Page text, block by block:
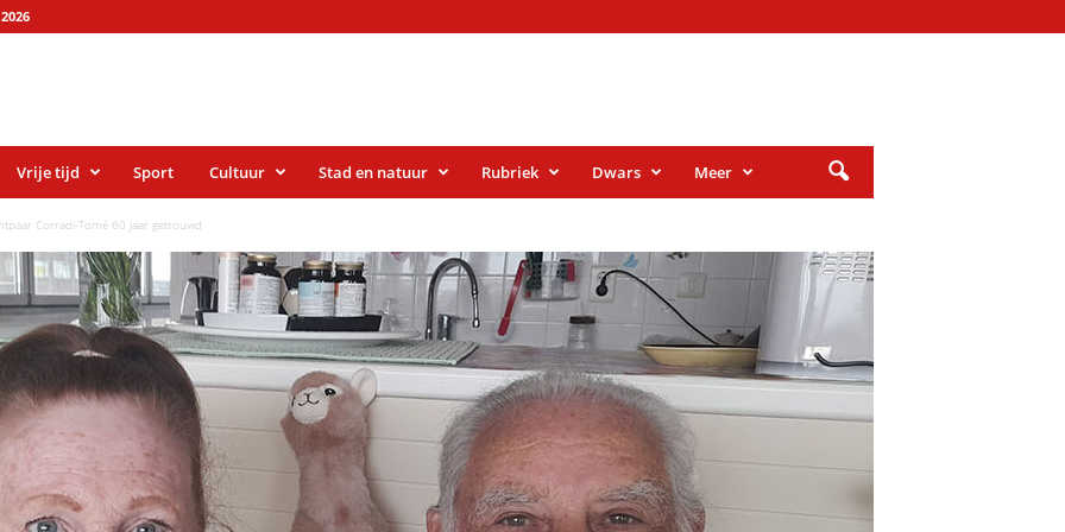
Vrije tijd Sport Cultuur Stad en natuur Rubriek Dwars Meer
Corradi-Tomé 60 jaar getrouwd